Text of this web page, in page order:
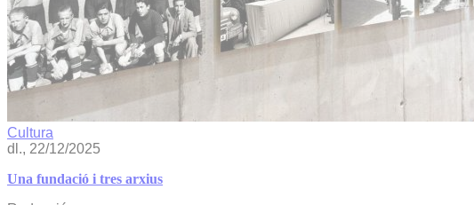
Cultura
dl., 22/12/2025
Una fundació i tres arxius